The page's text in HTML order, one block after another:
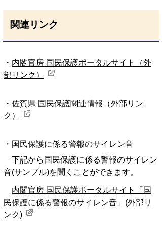
関連リンク
・ 内閣官房 国民保護ポータルサイト（外
部リンク）
・ 佐賀県 国民保護関連情報（外部リン
ク）
・国民保護に係る警報のサイレン音
下記から国民保護に係る警報のサイレン
音(サンプル)を聞くことができます。
内閣官房 国民保護ポータルサイト「国
民保護に係る警報のサイレン音」(外部リ
ンク)